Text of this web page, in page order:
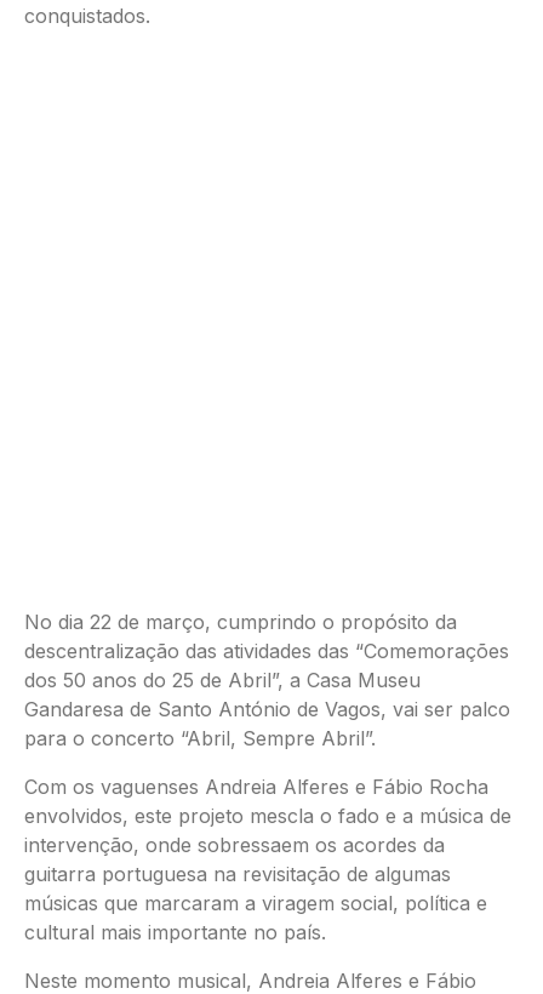
conquistados.
No dia 22 de março, cumprindo o propósito da
descentralização das atividades das “Comemorações
dos 50 anos do 25 de Abril”, a Casa Museu
Gandaresa de Santo António de Vagos, vai ser palco
para o concerto “Abril, Sempre Abril”.
Com os vaguenses Andreia Alferes e Fábio Rocha
envolvidos, este projeto mescla o fado e a música de
intervenção, onde sobressaem os acordes da
guitarra portuguesa na revisitação de algumas
músicas que marcaram a viragem social, política e
cultural mais importante no país.
Neste momento musical, Andreia Alferes e Fábio